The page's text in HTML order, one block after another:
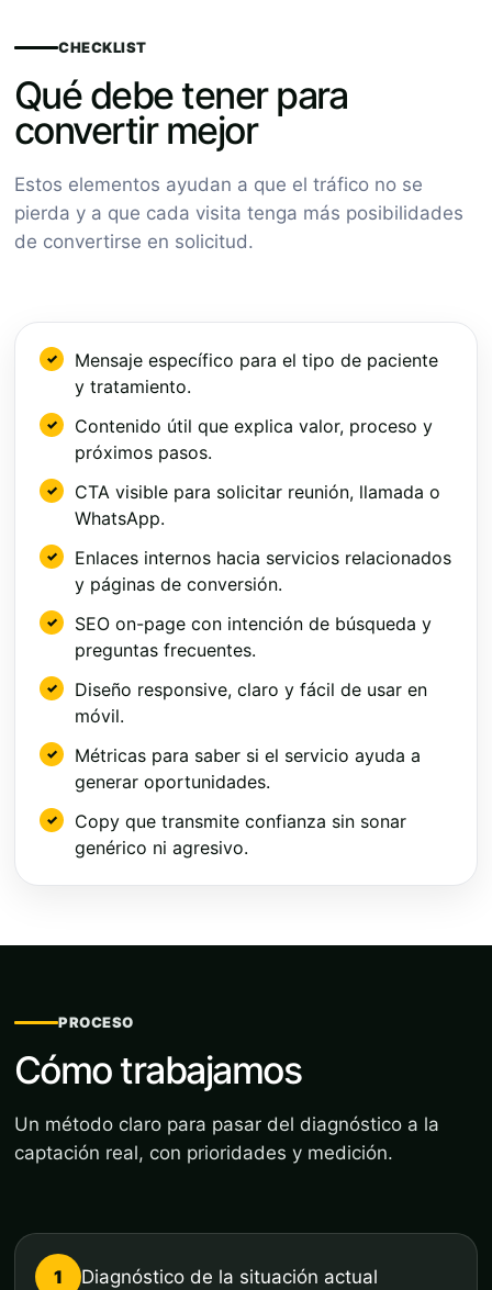
CHECKLIST
Qué debe tener para
convertir mejor
Estos elementos ayudan a que el tráfico no se
pierda y a que cada visita tenga más posibilidades
de convertirse en solicitud.
Mensaje específico para el tipo de paciente
y tratamiento.
Contenido útil que explica valor, proceso y
próximos pasos.
CTA visible para solicitar reunión, llamada o
WhatsApp.
Enlaces internos hacia servicios relacionados
y páginas de conversión.
SEO on-page con intención de búsqueda y
preguntas frecuentes.
Diseño responsive, claro y fácil de usar en
móvil.
Métricas para saber si el servicio ayuda a
generar oportunidades.
Copy que transmite confianza sin sonar
genérico ni agresivo.
PROCESO
Cómo trabajamos
Un método claro para pasar del diagnóstico a la
captación real, con prioridades y medición.
1 Diagnóstico de la situación actual